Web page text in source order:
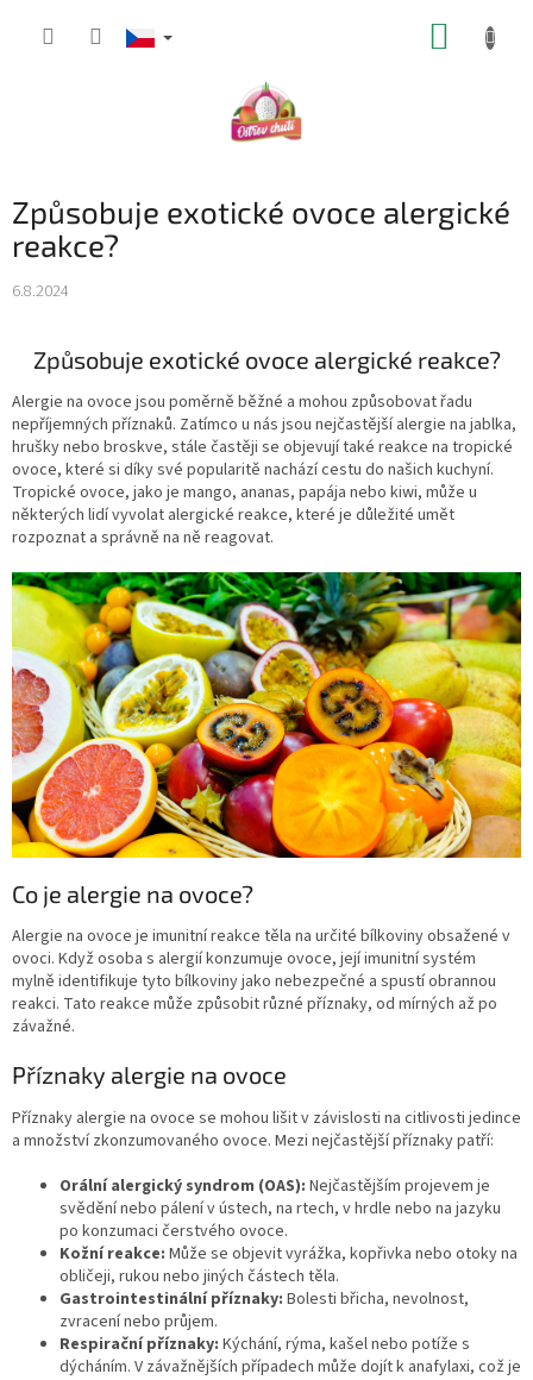
Způsobuje exotické ovoce alergické
reakce?
6.8.2024
Způsobuje exotické ovoce alergické reakce?
Alergie na ovoce jsou poměrně běžné a mohou způsobovat řadu
nepříjemných příznaků. Zatímco u nás jsou nejčastější alergie na jablka,
hrušky nebo broskve, stále častěji se objevují také reakce na tropické
ovoce, které si díky své popularitě nachází cestu do našich kuchyní.
Tropické ovoce, jako je mango, ananas, papája nebo kiwi, může u
některých lidí vyvolat alergické reakce, které je důležité umět
rozpoznat a správně na ně reagovat.
Co je alergie na ovoce?
Alergie na ovoce je imunitní reakce těla na určité bílkoviny obsažené v
ovoci. Když osoba s alergií konzumuje ovoce, její imunitní systém
mylně identifikuje tyto bílkoviny jako nebezpečné a spustí obrannou
reakci. Tato reakce může způsobit různé příznaky, od mírných až po
závažné.
Příznaky alergie na ovoce
Příznaky alergie na ovoce se mohou lišit v závislosti na citlivosti jedince
a množství zkonzumovaného ovoce. Mezi nejčastější příznaky patří:
Orální alergický syndrom (OAS): Nejčastějším projevem je
svědění nebo pálení v ústech, na rtech, v hrdle nebo na jazyku
po konzumaci čerstvého ovoce.
Kožní reakce: Může se objevit vyrážka, kopřivka nebo otoky na
obličeji, rukou nebo jiných částech těla.
Gastrointestinální příznaky: Bolesti břicha, nevolnost,
zvracení nebo průjem.
Respirační příznaky: Kýchání, rýma, kašel nebo potíže s
dýcháním. V závažnějších případech může dojít k anafylaxi, což je